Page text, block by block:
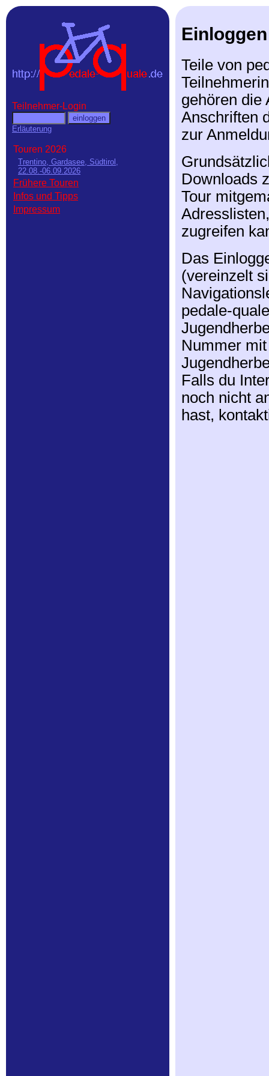
Teile von
gehören die
Anschriften
zur
Downloads
Tour
zugreifen
Das
(vereinzelt
pedale-
Nummer
Falls du
noch nicht
hast,
Teilnehmer-Login
Erläuterung
Touren 2026
Trentino, Gardasee, Südtirol,
22.08.-06.09.2026
Frühere Touren
Infos und Tipps
Impressum